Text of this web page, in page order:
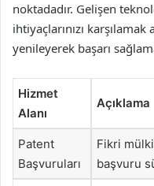
noktadadır. Gelişen
ihtiyaçlarınızı
yenileyerek başarı
Hizmet
Alanı
Açıklama
Patent
Başvuruları
Fikri
başvuru